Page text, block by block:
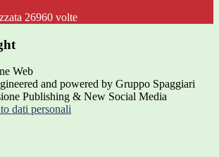
26960 volte
and powered by Gruppo Spaggiari
Publishing & New Social Media
dati personali